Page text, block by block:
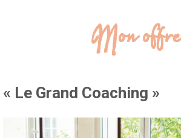
Mon offre
« Le Grand Coaching »